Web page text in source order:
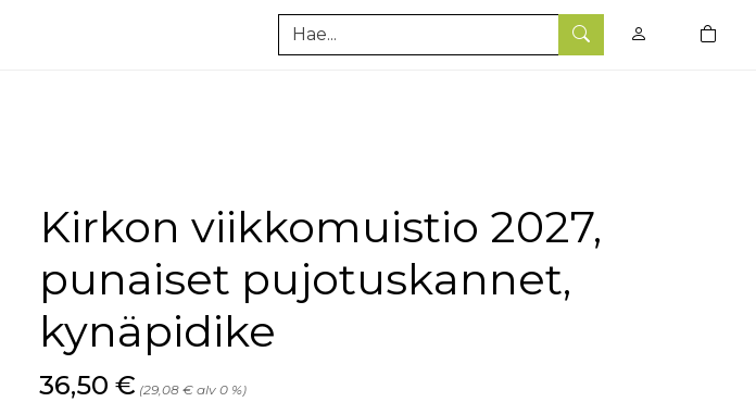
Hae
0
Kirkon viikkomuistio 2027,
punaiset pujotuskannet,
kynäpidike
Hinta nyt
36,50 € (29,08 € alv 0 %)